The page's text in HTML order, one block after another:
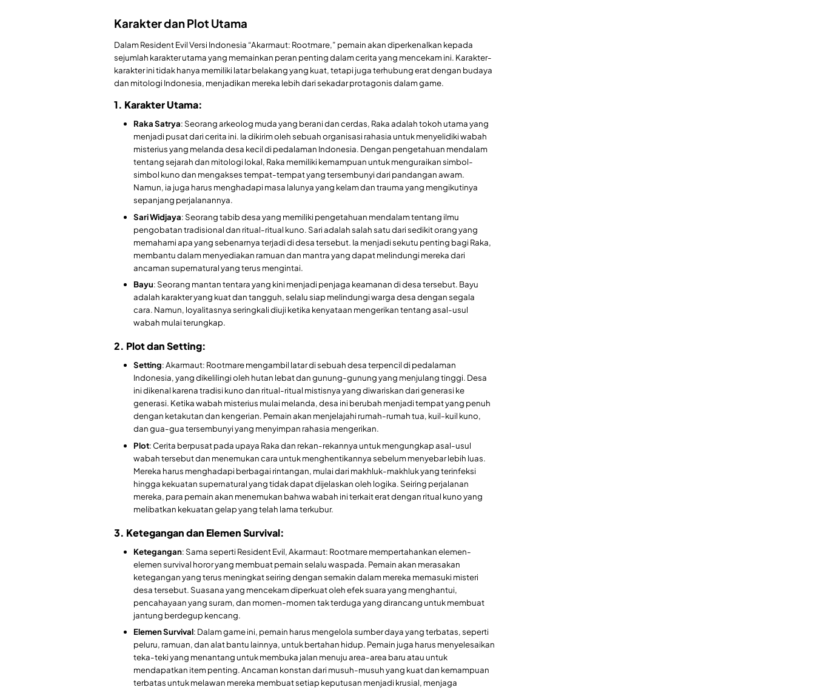
Karakter dan Plot Utama
Dalam Resident Evil Versi Indonesia “Akarmaut: Rootmare,” pemain akan diperkenalkan kepada
sejumlah karakter utama yang memainkan peran penting dalam cerita yang mencekam ini. Karakter-
karakter ini tidak hanya memiliki latar belakang yang kuat, tetapi juga terhubung erat dengan budaya
dan mitologi Indonesia, menjadikan mereka lebih dari sekadar protagonis dalam game.
1. Karakter Utama:
Raka Satrya: Seorang arkeolog muda yang berani dan cerdas, Raka adalah tokoh utama yang
menjadi pusat dari cerita ini. Ia dikirim oleh sebuah organisasi rahasia untuk menyelidiki wabah
misterius yang melanda desa kecil di pedalaman Indonesia. Dengan pengetahuan mendalam
tentang sejarah dan mitologi lokal, Raka memiliki kemampuan untuk menguraikan simbol-
simbol kuno dan mengakses tempat-tempat yang tersembunyi dari pandangan awam.
Namun, ia juga harus menghadapi masa lalunya yang kelam dan trauma yang mengikutinya
sepanjang perjalanannya.
Sari Widjaya: Seorang tabib desa yang memiliki pengetahuan mendalam tentang ilmu
pengobatan tradisional dan ritual-ritual kuno. Sari adalah salah satu dari sedikit orang yang
memahami apa yang sebenarnya terjadi di desa tersebut. Ia menjadi sekutu penting bagi Raka,
membantu dalam menyediakan ramuan dan mantra yang dapat melindungi mereka dari
ancaman supernatural yang terus mengintai.
Bayu: Seorang mantan tentara yang kini menjadi penjaga keamanan di desa tersebut. Bayu
adalah karakter yang kuat dan tangguh, selalu siap melindungi warga desa dengan segala
cara. Namun, loyalitasnya seringkali diuji ketika kenyataan mengerikan tentang asal-usul
wabah mulai terungkap.
2. Plot dan Setting:
Setting: Akarmaut: Rootmare mengambil latar di sebuah desa terpencil di pedalaman
Indonesia, yang dikelilingi oleh hutan lebat dan gunung-gunung yang menjulang tinggi. Desa
ini dikenal karena tradisi kuno dan ritual-ritual mistisnya yang diwariskan dari generasi ke
generasi. Ketika wabah misterius mulai melanda, desa ini berubah menjadi tempat yang penuh
dengan ketakutan dan kengerian. Pemain akan menjelajahi rumah-rumah tua, kuil-kuil kuno,
dan gua-gua tersembunyi yang menyimpan rahasia mengerikan.
Plot: Cerita berpusat pada upaya Raka dan rekan-rekannya untuk mengungkap asal-usul
wabah tersebut dan menemukan cara untuk menghentikannya sebelum menyebar lebih luas.
Mereka harus menghadapi berbagai rintangan, mulai dari makhluk-makhluk yang terinfeksi
hingga kekuatan supernatural yang tidak dapat dijelaskan oleh logika. Seiring perjalanan
mereka, para pemain akan menemukan bahwa wabah ini terkait erat dengan ritual kuno yang
melibatkan kekuatan gelap yang telah lama terkubur.
3. Ketegangan dan Elemen Survival:
Ketegangan: Sama seperti Resident Evil, Akarmaut: Rootmare mempertahankan elemen-
elemen survival horor yang membuat pemain selalu waspada. Pemain akan merasakan
ketegangan yang terus meningkat seiring dengan semakin dalam mereka memasuki misteri
desa tersebut. Suasana yang mencekam diperkuat oleh efek suara yang menghantui,
pencahayaan yang suram, dan momen-momen tak terduga yang dirancang untuk membuat
jantung berdegup kencang.
Elemen Survival: Dalam game ini, pemain harus mengelola sumber daya yang terbatas, seperti
peluru, ramuan, dan alat bantu lainnya, untuk bertahan hidup. Pemain juga harus menyelesaikan
teka-teki yang menantang untuk membuka jalan menuju area-area baru atau untuk
mendapatkan item penting. Ancaman konstan dari musuh-musuh yang kuat dan kemampuan
terbatas untuk melawan mereka membuat setiap keputusan menjadi krusial, menjaga